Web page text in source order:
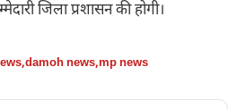
जिला प्रशासन की होगी।
,damoh news,mp news